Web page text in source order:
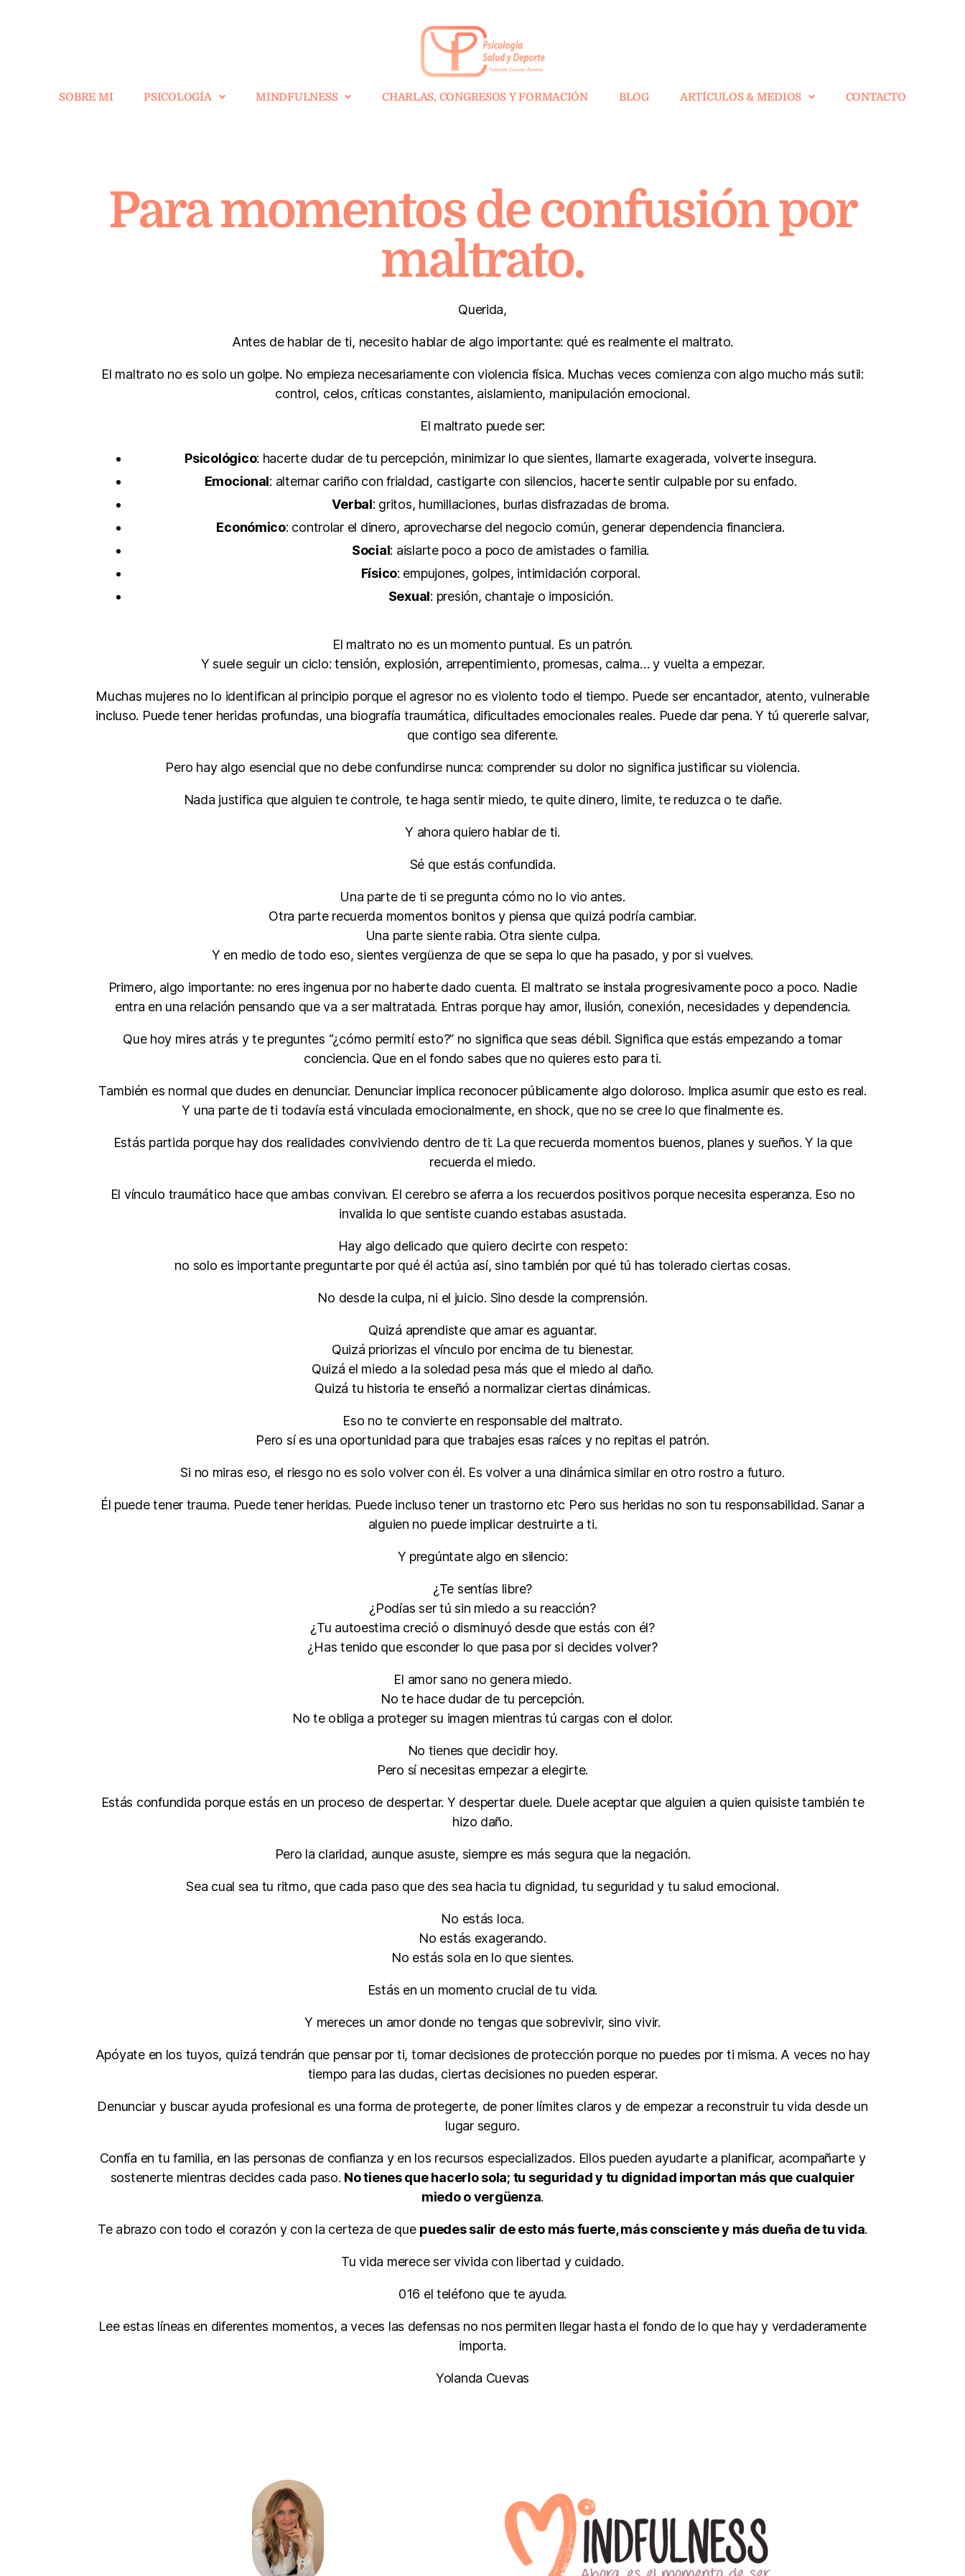
SOBRE MI PSICOLOGÍA MINDFULNESS CHARLAS, CONGRESOS Y FORMACIÓN BLOG ARTÍCULOS & MEDIOS CONTACTO
Para momentos de confusión por
maltrato.
Querida,
Antes de hablar de ti, necesito hablar de algo importante: qué es realmente el maltrato.
El maltrato no es solo un golpe. No empieza necesariamente con violencia física. Muchas veces comienza con algo mucho más sutil:
control, celos, críticas constantes, aislamiento, manipulación emocional.
El maltrato puede ser:
Psicológico: hacerte dudar de tu percepción, minimizar lo que sientes, llamarte exagerada, volverte insegura.
Emocional: alternar cariño con frialdad, castigarte con silencios, hacerte sentir culpable por su enfado.
Verbal: gritos, humillaciones, burlas disfrazadas de broma.
Económico: controlar el dinero, aprovecharse del negocio común, generar dependencia financiera.
Social: aislarte poco a poco de amistades o familia.
Físico: empujones, golpes, intimidación corporal.
Sexual: presión, chantaje o imposición.
El maltrato no es un momento puntual. Es un patrón.
Y suele seguir un ciclo: tensión, explosión, arrepentimiento, promesas, calma… y vuelta a empezar.
Muchas mujeres no lo identifican al principio porque el agresor no es violento todo el tiempo. Puede ser encantador, atento, vulnerable
incluso. Puede tener heridas profundas, una biografía traumática, dificultades emocionales reales. Puede dar pena. Y tú quererle salvar,
que contigo sea diferente.
Pero hay algo esencial que no debe confundirse nunca: comprender su dolor no significa justificar su violencia.
Nada justifica que alguien te controle, te haga sentir miedo, te quite dinero, limite, te reduzca o te dañe.
Y ahora quiero hablar de ti.
Sé que estás confundida.
Una parte de ti se pregunta cómo no lo vio antes.
Otra parte recuerda momentos bonitos y piensa que quizá podría cambiar.
Una parte siente rabia. Otra siente culpa.
Y en medio de todo eso, sientes vergüenza de que se sepa lo que ha pasado, y por si vuelves.
Primero, algo importante: no eres ingenua por no haberte dado cuenta. El maltrato se instala progresivamente poco a poco. Nadie
entra en una relación pensando que va a ser maltratada. Entras porque hay amor, ilusión, conexión, necesidades y dependencia.
Que hoy mires atrás y te preguntes “¿cómo permití esto?” no significa que seas débil. Significa que estás empezando a tomar
conciencia. Que en el fondo sabes que no quieres esto para ti.
También es normal que dudes en denunciar. Denunciar implica reconocer públicamente algo doloroso. Implica asumir que esto es real.
Y una parte de ti todavía está vinculada emocionalmente, en shock, que no se cree lo que finalmente es.
Estás partida porque hay dos realidades conviviendo dentro de ti: La que recuerda momentos buenos, planes y sueños. Y la que
recuerda el miedo.
El vínculo traumático hace que ambas convivan. El cerebro se aferra a los recuerdos positivos porque necesita esperanza. Eso no
invalida lo que sentiste cuando estabas asustada.
Hay algo delicado que quiero decirte con respeto:
no solo es importante preguntarte por qué él actúa así, sino también por qué tú has tolerado ciertas cosas.
No desde la culpa, ni el juicio. Sino desde la comprensión.
Quizá aprendiste que amar es aguantar.
Quizá priorizas el vínculo por encima de tu bienestar.
Quizá el miedo a la soledad pesa más que el miedo al daño.
Quizá tu historia te enseñó a normalizar ciertas dinámicas.
Eso no te convierte en responsable del maltrato.
Pero sí es una oportunidad para que trabajes esas raíces y no repitas el patrón.
Si no miras eso, el riesgo no es solo volver con él. Es volver a una dinámica similar en otro rostro a futuro.
Él puede tener trauma. Puede tener heridas. Puede incluso tener un trastorno etc Pero sus heridas no son tu responsabilidad. Sanar a
alguien no puede implicar destruirte a ti.
Y pregúntate algo en silencio:
¿Te sentías libre?
¿Podías ser tú sin miedo a su reacción?
¿Tu autoestima creció o disminuyó desde que estás con él?
¿Has tenido que esconder lo que pasa por si decides volver?
El amor sano no genera miedo.
No te hace dudar de tu percepción.
No te obliga a proteger su imagen mientras tú cargas con el dolor.
No tienes que decidir hoy.
Pero sí necesitas empezar a elegirte.
Estás confundida porque estás en un proceso de despertar. Y despertar duele. Duele aceptar que alguien a quien quisiste también te
hizo daño.
Pero la claridad, aunque asuste, siempre es más segura que la negación.
Sea cual sea tu ritmo, que cada paso que des sea hacia tu dignidad, tu seguridad y tu salud emocional.
No estás loca.
No estás exagerando.
No estás sola en lo que sientes.
Estás en un momento crucial de tu vida.
Y mereces un amor donde no tengas que sobrevivir, sino vivir.
Apóyate en los tuyos, quizá tendrán que pensar por ti, tomar decisiones de protección porque no puedes por ti misma. A veces no hay
tiempo para las dudas, ciertas decisiones no pueden esperar.
Denunciar y buscar ayuda profesional es una forma de protegerte, de poner límites claros y de empezar a reconstruir tu vida desde un
lugar seguro.
Confía en tu familia, en las personas de confianza y en los recursos especializados. Ellos pueden ayudarte a planificar, acompañarte y
sostenerte mientras decides cada paso. No tienes que hacerlo sola; tu seguridad y tu dignidad importan más que cualquier
miedo o vergüenza.
Te abrazo con todo el corazón y con la certeza de que puedes salir de esto más fuerte, más consciente y más dueña de tu vida.
Tu vida merece ser vivida con libertad y cuidado.
016 el teléfono que te ayuda.
Lee estas líneas en diferentes momentos, a veces las defensas no nos permiten llegar hasta el fondo de lo que hay y verdaderamente
importa.
Yolanda Cuevas